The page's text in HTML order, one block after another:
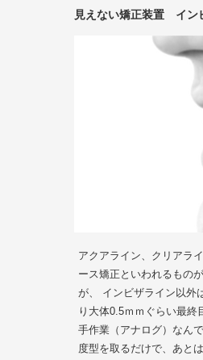
見えない矯正装置 イン
アクアライン、クリアラ
ース矯正といわれるもの
が、 インビザライン以外
り大体0.5ｍｍぐらい最終
手作業（アナログ）なん
度型を取るだけで、あと